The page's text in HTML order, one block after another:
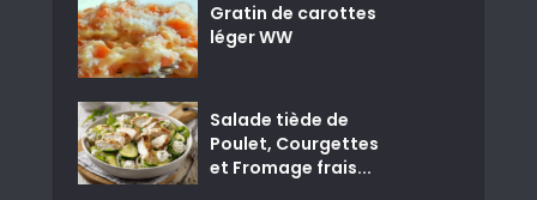
Gratin de carottes
léger WW
Salade tiède de
Poulet, Courgettes
et Fromage frais...